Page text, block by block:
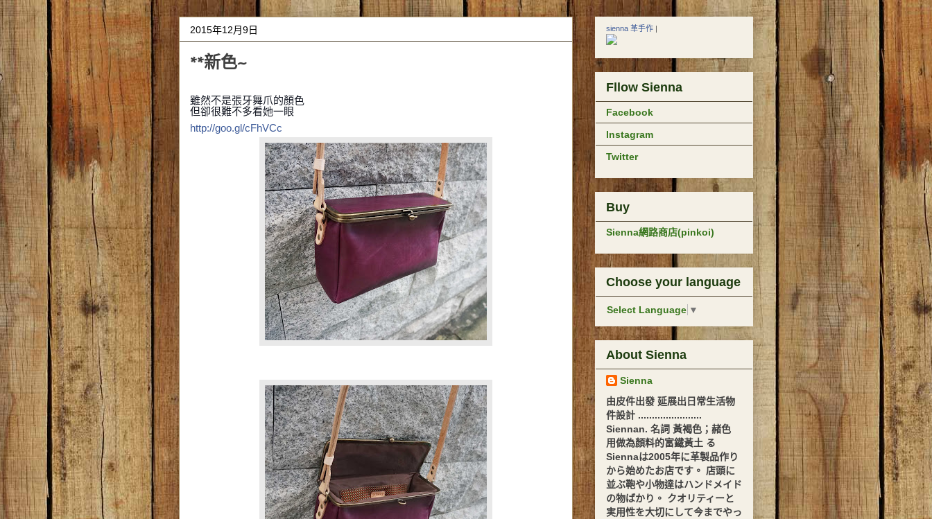
2015年12月9日
**新色~
雖然不是張牙舞爪的顏色
但卻很難不多看她一眼
http://goo.gl/cFhVCc
sienna 革手作 |
Fllow Sienna
Facebook
Instagram
Twitter
Buy
Sienna網路商店(pinkoi)
Choose your language
Select Language ▼
About Sienna
Sienna
由皮件出發 延展出日常生活物
件設計 .......................
Siennan. 名詞 黃褐色；赭色
用做為顏料的富鐵黃土 る
Siennaは2005年に革製品作り
から始めたお店です。 店頭に
並ぶ鞄や小物達はハンドメイド
の物ばかり。 クオリティーと
実用性を大切にして今までやっ